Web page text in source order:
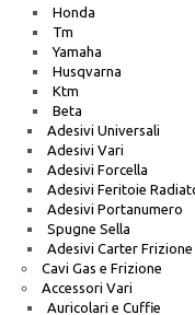
Honda
Tm
Yamaha
Husqvarna
Ktm
Beta
Adesivi Universali
Adesivi Vari
Adesivi Forcella
Adesivi Feritoie
Adesivi Portanumero
Spugne Sella
Adesivi Carter Frizione
Cavi Gas e Frizione
Accessori Vari
Auricolari e Cuffie